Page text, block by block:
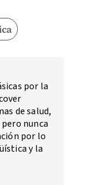
por la
de salud,
nunca
por lo
y la